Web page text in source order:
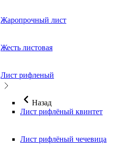
Жаропрочный лист
Жесть листовая
Лист рифленый
Назад
Лист рифлёный квинтет
Лист рифлёный чечевица